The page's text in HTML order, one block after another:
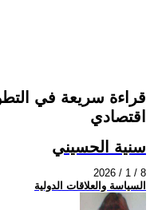
قراءة سريعة في
اقتصادي
سنية الحسيني
2026 / 1 / 8
السياسة والعلاقات الدولية